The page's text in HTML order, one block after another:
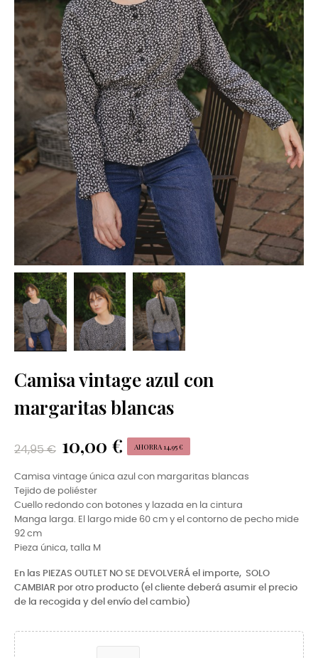
Camisa vintage azul con
margaritas blancas
24,95 € 10,00 € AHORRA 14,95 €
Camisa vintage única azul con margaritas blancas
Tejido de poliéster
Cuello redondo con botones y lazada en la cintura
Manga larga. El largo mide 60 cm y el contorno de pecho mide
92 cm
Pieza única, talla M
En las PIEZAS OUTLET NO SE DEVOLVERÁ el importe, SOLO
CAMBIAR por otro producto (el cliente deberá asumir el precio
de la recogida y del envío del cambio)